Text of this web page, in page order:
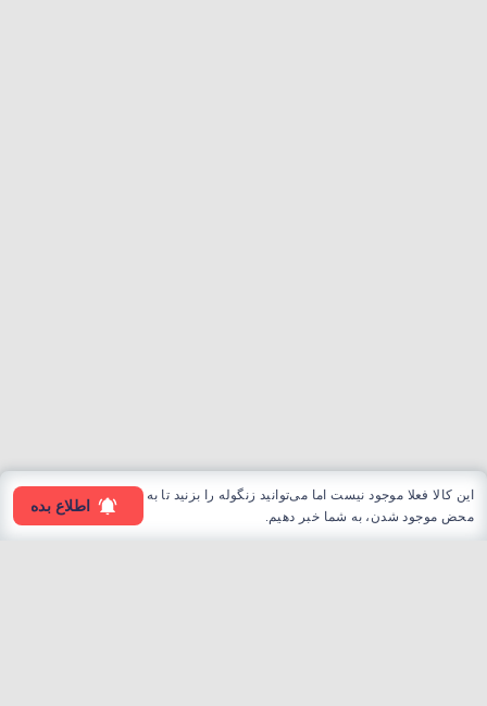
این کالا فعلا موجود نیست اما می‌توانید زنگوله را بزنید تا به
محض موجود شدن، به شما خبر دهیم.
اطلاع بده